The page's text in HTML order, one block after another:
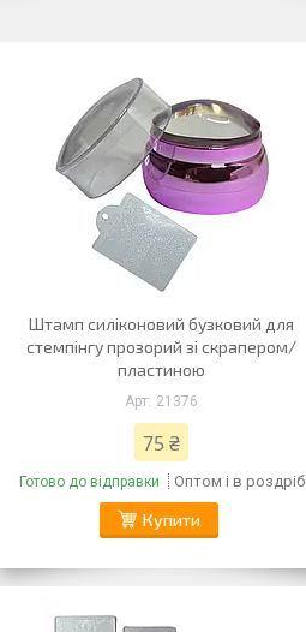
Штамп силіконовий бузковий для
стемпінгу прозорий зі скрапером/
пластиною
21376
75 ₴
Готово до відправки Оптом і в роздріб
Купити